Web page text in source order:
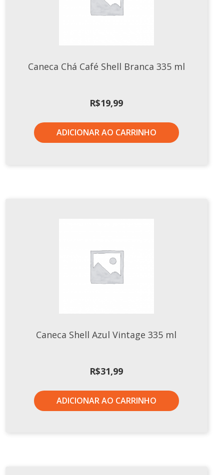
Caneca Chá Café Shell Branca 335 ml
R$19,99
ADICIONAR AO CARRINHO
Caneca Shell Azul Vintage 335 ml
R$31,99
ADICIONAR AO CARRINHO